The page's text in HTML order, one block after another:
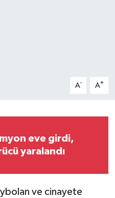
A- A+
eve girdi,
yaralandı
ve cinayete